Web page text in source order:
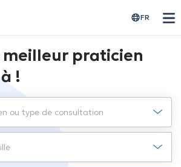
FR
meilleur praticien
!